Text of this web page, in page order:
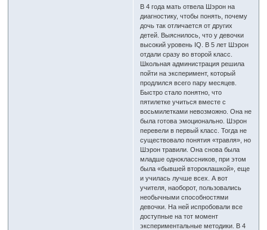
В 4 года мать отвела Шэрон на
диагностику, чтобы понять, почему
дочь так отличается от других
детей. Выяснилось, что у девочки
высокий уровень IQ. В 5 лет Шэрон
отдали сразу во второй класс.
Школьная администрация решила
пойти на эксперимент, который
продлился всего пару месяцев.
Быстро стало понятно, что
пятилетке учиться вместе с
восьмилетками невозможно. Она не
была готова эмоционально. Шэрон
перевели в первый класс. Тогда не
существовало понятия «травля», но
Шэрон травили. Она снова была
младше одноклассников, при этом
была «бывшей второклашкой», еще
и училась лучше всех. А вот
учителя, наоборот, пользовались
необычными способностями
девочки. На ней испробовали все
доступные на тот момент
экспериментальные методики. В 4